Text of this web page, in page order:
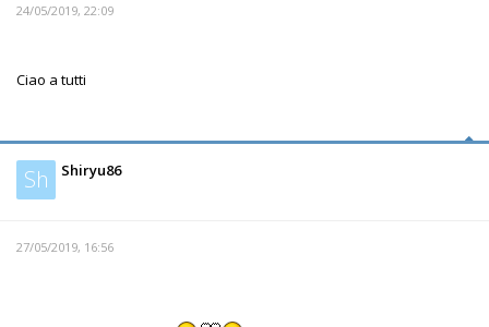
24/05/2019, 22:09
Ciao a tutti
Sh Shiryu86
27/05/2019, 16:56